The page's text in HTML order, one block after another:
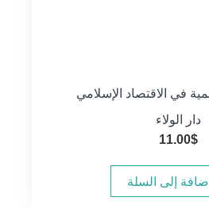
في الاقتصاد الإسلامي
دار الولاء
11.00$
إضافة إلى السلة